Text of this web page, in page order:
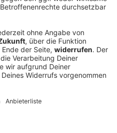
offiziell auf 2022
gehofft, aber nun ist es
Open Air wird 2021 nicht
alle Infos für euch